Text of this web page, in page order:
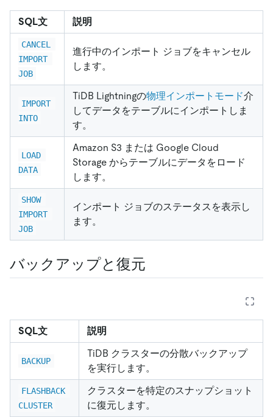
SQL文 説明
CANCEL
IMPORT
JOB
進行中のインポート ジョブをキャンセル
します。
IMPORT
INTO
TiDB Lightningの物理インポートモード介
してデータをテーブルにインポートしま
す。
LOAD
DATA
Amazon S3 または Google Cloud
Storage からテーブルにデータをロード
します。
SHOW
IMPORT
JOB
インポート ジョブのステータスを表示し
ます。
バックアップと復元
SQL文 説明
BACKUP
TiDB クラスターの分散バックアップ
を実行します。
FLASHBACK
CLUSTER
クラスターを特定のスナップショット
に復元します。